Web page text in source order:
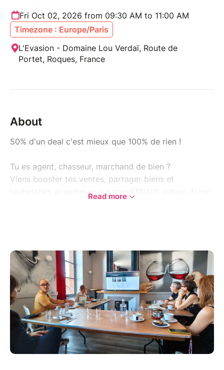
Fri Oct 02, 2026 from 09:30 AM to 11:00 AM
Timezone : Europe/Paris
L'Evasion - Domaine Lou Verdaï, Route de
Portet, Roques, France
About
50% d'un deal c'est mieux que 100% de rien !
Tu es agent, chasseur, marchand de bien ?
Viens booster tes ventes, partager biens et
recherches acquéreurs sur Immo'Match autour d'une
Réservé aux agents, mandataires immo, chasseurs
& marchands de biens.
Pour des questions d'organisation, fermeture des
réservations à 18h00 la veille.
Read more